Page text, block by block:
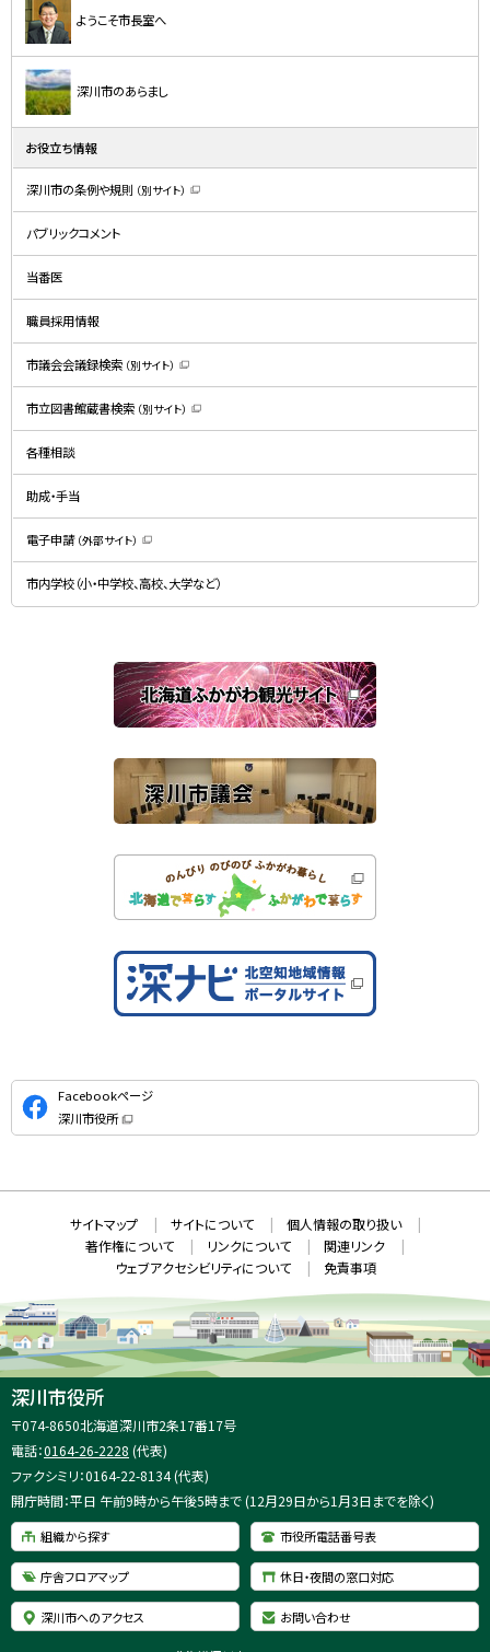
ようこそ市長室へ
深川市のあらまし
お役立ち情報
深川市の条例や規則 （別サイト）
新
ン
で
す
）
パブリックコメント
当番医
職員採用情報
市議会会議録検索 （別サイト）
新
規
ウ
ン
で
す
市立図書館蔵書検索 （別サイト）
新
ン
で
す
）
各種相談
助成・手当
電子申請 （外部サイト）
新
規
ウ
ン
開
き
ま
す
）
市内学校（小・中学校、高校、大学など）
公
式
S
Facebookページ
深川市役所
（
ン
で
開
き
ま
す
メ
ニ
ュ
ー
報
サイトマップ サイトについて
個人情報の取り扱い
著作権について
リンクについて
関連リンク
ウェブアクセシビリティについて
免責事項
深川市役所
住
所
〒074-8650北海道深川市2条17番17号
電話：0164-26-2228 (代表)
ファクシミリ：0164-22-8134 (代表)
開庁時間：平日 午前9時から午後5時まで (12月29日から1月3日までを除く)
組織から探す 市役所電話番号表
庁舎フロアマップ 休日・夜間の窓口対応
深川市へのアクセス お問い合わせ